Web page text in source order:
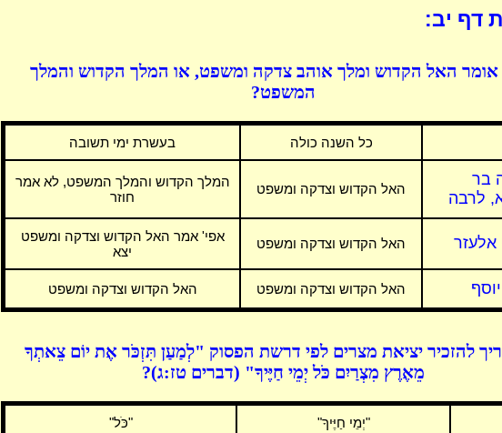
דף יב:
האל הקדוש ומלך אוהב צדקה ומשפט, או המלך הקדוש והמלך
המשפט?
כל השנה כולה בעשרת ימי תשובה
בר
לרבה
האל הקדוש וצדקה ומשפט
המלך הקדוש והמלך המשפט, לא אמר
חוזר
אלעזר האל הקדוש וצדקה ומשפט
אפי' אמר האל הקדוש וצדקה ומשפט
יצא
האל הקדוש וצדקה ומשפט האל הקדוש וצדקה ומשפט
להזכיר יציאת מצרים לפי דרשת הפסוק "לְמַעַן תִּזְכֹּר אֶת יוֹם צֵאתְךָ
מֵאֶרֶץ מִצְרַיִם כֹּל יְמֵי חַיֶּיךָ" (דברים טז:ג)?
"יְמֵי חַיֶּיךָ" "כֹּל"